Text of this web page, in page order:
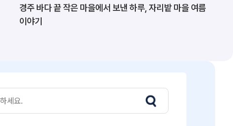
경주 바다 끝 작은 마을에서 보낸 하루, 자리밭 마을 여름
이야기